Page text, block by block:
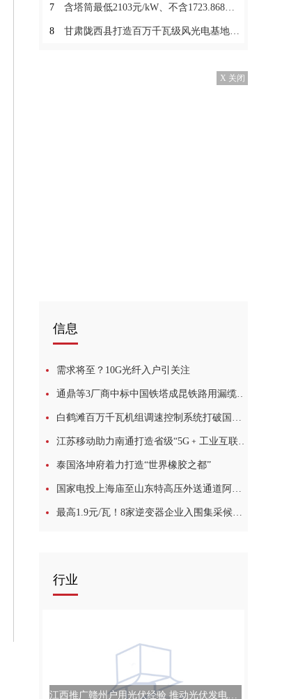
7 含塔筒最低2103元/kW、不含1723.868元/kW！
8 甘肃陇西县打造百万千瓦级风光电基地工作方案出炉！
X 关闭
信息
需求将至？10G光纤入户引关注
通鼎等3厂商中标中国铁塔成昆铁路用漏缆等产品项目
白鹤滩百万千瓦机组调速控制系统打破国外技术垄断
江苏移动助力南通打造省级“5G﹢工业互联网”融合应用先导区
泰国洛坤府着力打造“世界橡胶之都”
国家电投上海庙至山东特高压外送通道阿拉善基地400MW风电项目正式开工
最高1.9元/瓦！8家逆变器企业入围集采候选人
行业
江西推广赣州户用光伏经验 推动光伏发电快速发展